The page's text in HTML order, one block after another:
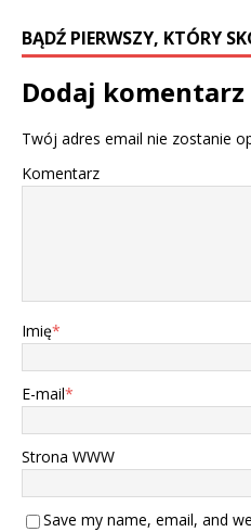
BĄDŹ PIERWSZY, KTÓRY
Dodaj komentarz
Twój adres email nie zostanie
Komentarz
Imię*
E-mail*
Strona WWW
Save my name, email, and